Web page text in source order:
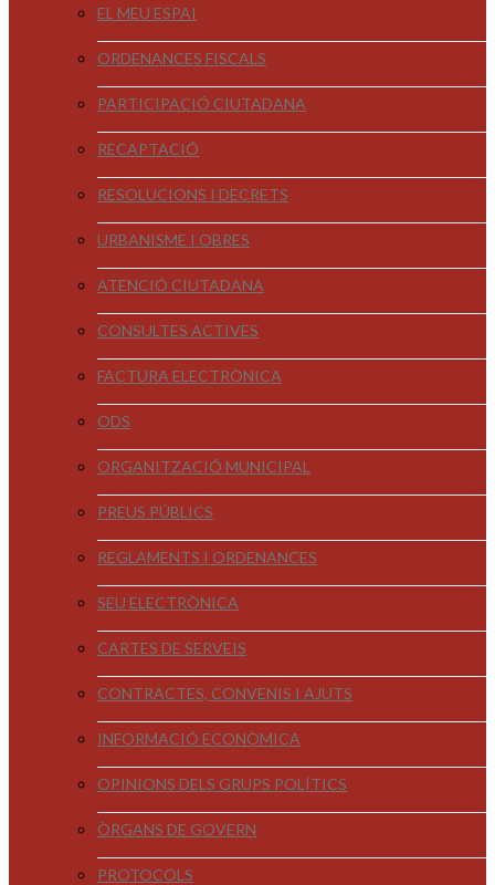
EL MEU ESPAI
ORDENANCES FISCALS
PARTICIPACIÓ CIUTADANA
RECAPTACIÓ
RESOLUCIONS I DECRETS
URBANISME I OBRES
ATENCIÓ CIUTADANA
CONSULTES ACTIVES
FACTURA ELECTRÒNICA
ODS
ORGANITZACIÓ MUNICIPAL
PREUS PÚBLICS
REGLAMENTS I ORDENANCES
SEU ELECTRÒNICA
CARTES DE SERVEIS
CONTRACTES, CONVENIS I AJUTS
INFORMACIÓ ECONÒMICA
OPINIONS DELS GRUPS POLÍTICS
ÒRGANS DE GOVERN
PROTOCOLS